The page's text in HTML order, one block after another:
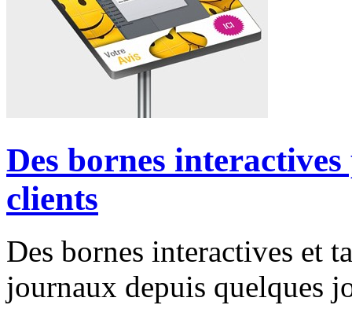
Des bornes
clients
Des bornes interactives et
journaux depuis quelques